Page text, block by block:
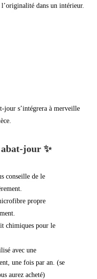
dans un intérieur.
jour s’intégrera à merveille
abat-jour ✨
conseille de le
propre
chimiques pour le
avec une
une fois par an. (se
aurez acheté)